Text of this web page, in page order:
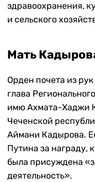
здравоохранения,
и сельского
Мать
Орден почета из
глава
имю Ахмата-Хаджи
Чеченской
Аймани Кадырова.
Путина за награду,
была присуждена
деятельность».